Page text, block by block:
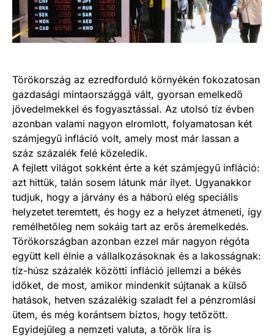
Törökország az ezredforduló környékén fokozatosan
gazdasági mintaországgá vált, gyorsan emelkedő
jövedelmekkel és fogyasztással. Az utolsó tíz évben
azonban valami nagyon elromlott, folyamatosan két
számjegyű infláció volt, amely most már lassan a
száz százalék felé közeledik.
A fejlett világot sokként érte a két számjegyű infláció:
azt hittük, talán sosem látunk már ilyet. Ugyanakkor
tudjuk, hogy a járvány és a háború elég speciális
helyzetet teremtett, és hogy ez a helyzet átmeneti, így
remélhetőleg nem sokáig tart az erős áremelkedés.
Törökországban azonban ezzel már nagyon régóta
együtt kell élnie a vállalkozásoknak és a lakosságnak:
tíz-húsz százalék közötti infláció jellemzi a békés
időket, de most, amikor mindenkit sújtanak a külső
hatások, hetven százalékig szaladt fel a pénzromlási
ütem, és még korántsem biztos, hogy tetőzött.
Egyidejűleg a nemzeti valuta, a török líra is